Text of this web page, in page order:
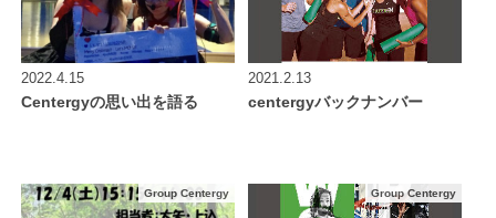
2022.4.15
Centergyの思い出を語る
2021.2.13
centergyバックナンバー
Group Centergy Group Centergy